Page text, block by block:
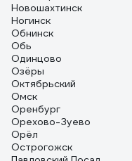
Новошахтинск
Ногинск
Обнинск
Обь
Одинцово
Озёры
Октябрьский
Омск
Оренбург
Орехово-Зуево
Орёл
Острогожск